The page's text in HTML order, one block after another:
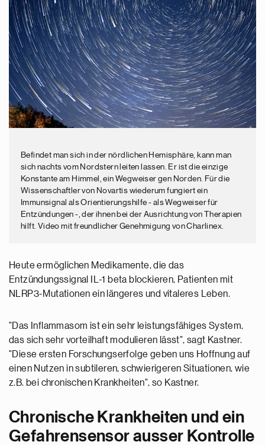
Befindet man sich in der nördlichen Hemisphäre, kann man
sich nachts vom Nordstern leiten lassen. Er ist die einzige
Konstante am Himmel, ein Wegweiser gen Norden. Für die
Wissenschaftler von Novartis wiederum fungiert ein
Immunsignal als Orientierungshilfe - als Wegweiser für
Entzündungen -, der ihnen bei der Ausrichtung von Therapien
hilft. Video mit freundlicher Genehmigung von Charlinex.
Heute ermöglichen Medikamente, die das
Entzündungssignal IL-1 beta blockieren, Patienten mit
NLRP3-Mutationen ein längeres und vitaleres Leben.
"Das Inflammasom ist ein sehr leistungsfähiges System,
das sich sehr vorteilhaft modulieren lässt", sagt Kastner.
"Diese ersten Forschungserfolge geben uns Hoffnung auf
einen Nutzen in subtileren, schwierigeren Situationen, wie
z.B. bei chronischen Krankheiten", so Kastner.
Chronische Krankheiten und ein
Gefahrensensor ausser Kontrolle